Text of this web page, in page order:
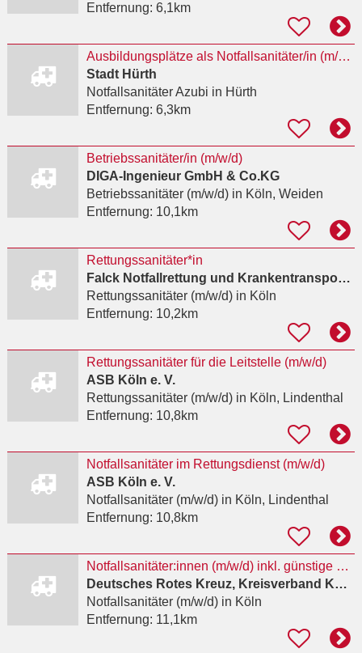
Entfernung: 6,1km
Ausbildungsplätze als Notfallsanitäter/in (m/w/d) 2027
Stadt Hürth
Notfallsanitäter Azubi in Hürth
Entfernung: 6,3km
Betriebssanitäter/in (m/w/d)
DIGA-Ingenieur GmbH & Co.KG
Betriebssanitäter (m/w/d)in Köln, Weiden
Entfernung: 10,1km
Rettungssanitäter*in
Falck Notfallrettung und Krankentransport GmbH
Rettungssanitäter (m/w/d)in Köln
Entfernung: 10,2km
Rettungssanitäter für die Leitstelle (m/w/d)
ASB Köln e. V.
Rettungssanitäter (m/w/d)in Köln, Lindenthal
Entfernung: 10,8km
Notfallsanitäter im Rettungsdienst (m/w/d)
ASB Köln e. V.
Notfallsanitäter (m/w/d)in Köln, Lindenthal
Entfernung: 10,8km
Notfallsanitäter:innen (m/w/d) inkl. günstige Betriebswohnung
Deutsches Rotes Kreuz, Kreisverband Köln e.V.
Notfallsanitäter (m/w/d)in Köln
Entfernung: 11,1km